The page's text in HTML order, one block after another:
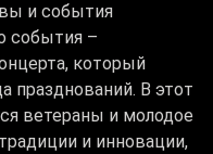
и события
события –
который
празднований. В этот
ветераны и молодое
и инновации,